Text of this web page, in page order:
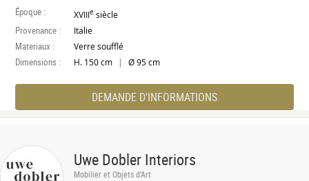
Époque : XVIIIe siècle
Provenance : Italie
Materiaux : Verre soufflé
Dimensions : H. 150 cm | Ø 95 cm
DEMANDE D'INFORMATIONS
Uwe Dobler Interiors
Mobilier et Objets d'Art